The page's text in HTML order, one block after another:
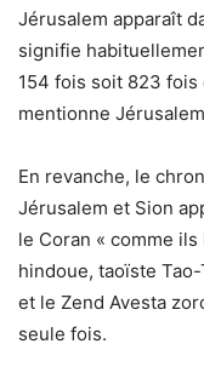
Jérusalem apparaît
signifie
154 fois soit 823
mentionne
En revanche, le
Jérusalem et Sion
le Coran « comme
hindoue, taoïste
et le Zend Avesta
seule fois.